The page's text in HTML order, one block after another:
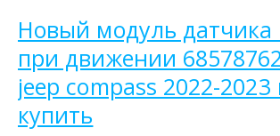
Новый модуль
при движении
jeep compass 2022-2023
купить